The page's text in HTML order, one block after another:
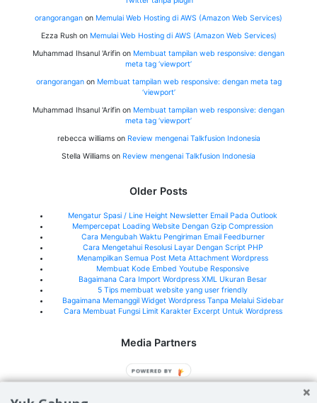
orangorangan on Memulai Web Hosting di AWS (Amazon Web Services)
Ezza Rushon Memulai Web Hosting di AWS (Amazon Web Services)
Muhammad Ihsanul 'Arifin on Membuat tampilan web responsive: dengan
meta tag ‘viewport’
orangoranganon Membuat tampilan web responsive: dengan meta tag
‘viewport’
Muhammad Ihsanul 'Arifin on Membuat tampilan web responsive: dengan
meta tag ‘viewport’
rebecca williamson Review mengenai Talkfusion Indonesia
Stella Williams on Review mengenai Talkfusion Indonesia
Older Posts
Mengatur Spasi / Line Height Newsletter Email Pada Outlook
Mempercepat Loading Website Dengan Gzip Compression
Cara Mengubah Waktu Pengiriman Email Feedburner
Cara Mengetahui Resolusi Layar Dengan Script PHP
Menampilkan Semua Post Meta Attachment Wordpress
Membuat Kode Embed Youtube Responsive
Bagaimana Cara Import Wordpress XML Ukuran Besar
5 Tips membuat website yang user friendly
Bagaimana Memanggil Widget Wordpress Tanpa Melalui Sidebar
Cara Membuat Fungsi Limit Karakter Excerpt Untuk Wordpress
Media Partners
Jeffry.my.id
POWERED BY